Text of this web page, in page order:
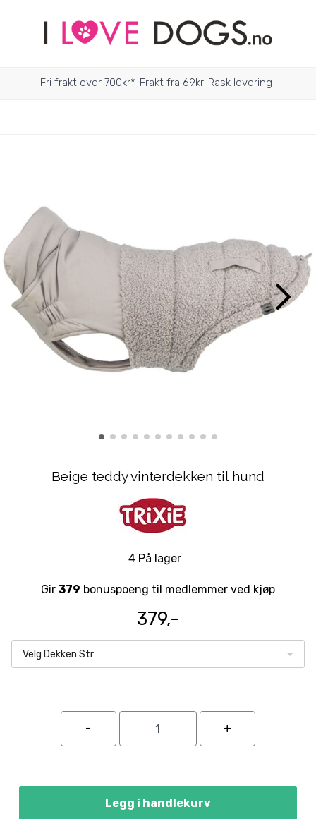
Fri frakt over 700kr* Frakt fra 69kr Rask levering
Beige teddy vinterdekken til hund
4 På lager
Gir 379 bonuspoeng til medlemmer ved kjøp
379,-
Velg Dekken Str
Legg i handlekurv